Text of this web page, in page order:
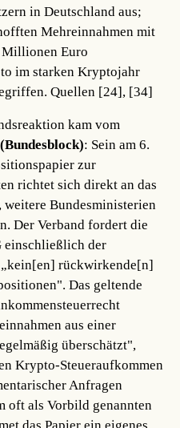
in Deutschland aus;
Mehreinnahmen mit
Millionen Euro
im starken Kryptojahr
Quellen [24], [34]
kam vom
: Sein am 6.
zur
richtet sich direkt an das
weitere Bundesministerien
Der Verband fordert die
einschließlich der
rückwirkende[n]
Das geltende
aus einer
überschätzt",
Krypto-Steueraufkommen
Anfragen
oft als Vorbild genannten